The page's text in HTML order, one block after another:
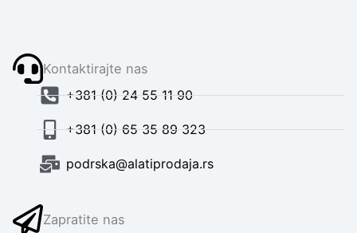
Kontaktirajte nas
+381 (0) 24 55 11 90
+381 (0) 65 35 89 323
podrska@alatiprodaja.rs
Zapratite nas